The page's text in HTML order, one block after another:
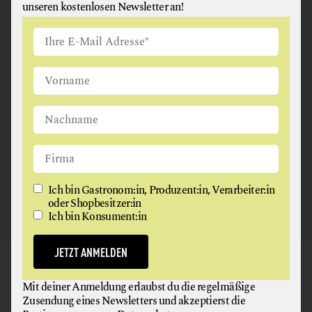
MEHL
MILCH + MILCHERZEUGNISSE
MISO
ÖLE
REIS
SCHOKOLADE
TEE
WILD
WORKSHOPS
ANGUS & ARTHUR
FLEISCH + FLEISCHERZEUGNISSE
2326 Maria Lanzendorf
GAUMEN HOCH
NEWSLETTER
unseren kostenlosen Newsletter an!
Ich bin Gastronom:in, Produzent:in, Verarbeiter:in
oder Shopbesitzer:in
Ich bin Konsument:in
JETZT ANMELDEN
Mit deiner Anmeldung erlaubst du die regelmäßige
Zusendung eines Newsletters und akzeptierst die